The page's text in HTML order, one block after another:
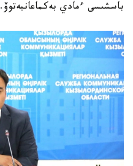
باسشىسى ءمادي بەكماعانبەتوۆ.